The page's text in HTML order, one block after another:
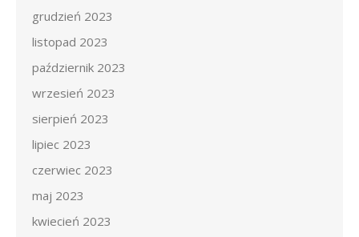
grudzień 2023
listopad 2023
październik 2023
wrzesień 2023
sierpień 2023
lipiec 2023
czerwiec 2023
maj 2023
kwiecień 2023